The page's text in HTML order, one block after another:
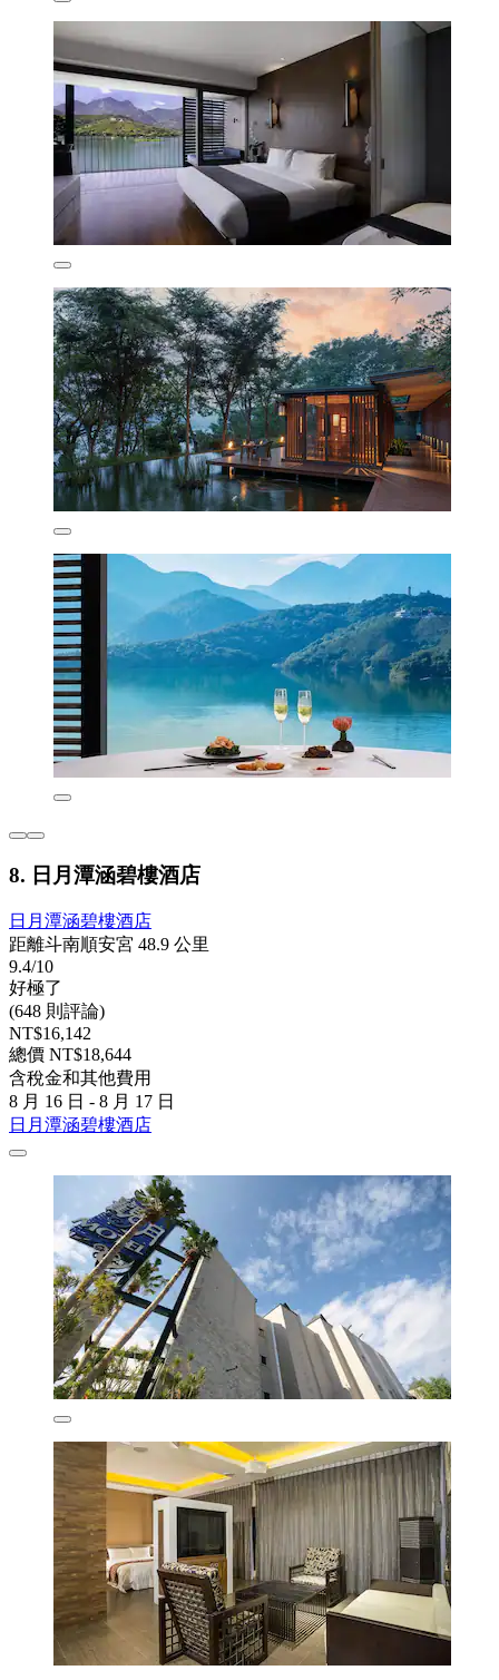
8. 日月潭涵碧樓酒店
日月潭涵碧樓酒店
距離斗南順安宮 48.9 公里
9.4/10
好極了
(648 則評論)
NT$16,142
總價 NT$18,644
含稅金和其他費用
8 月 16 日 - 8 月 17 日
日月潭涵碧樓酒店